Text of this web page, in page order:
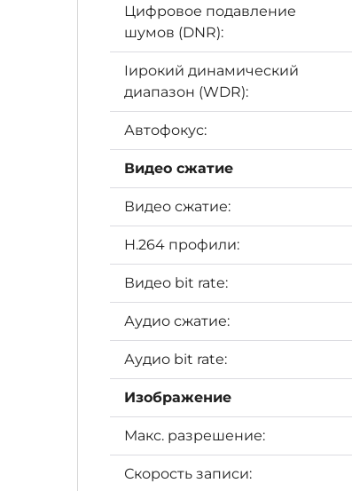
Цифровое подавление
шумов (DNR):
Iирокий динамический
диапазон (WDR):
Автофокус:
Видео сжатие
Видео сжатие:
H.264 профили:
Видео bit rate:
Аудио сжатие:
Аудио bit rate:
Изображение
Макс. разрешение:
Скорость записи: